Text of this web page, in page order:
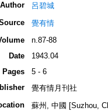
Author
呂碧城
覺有情
n.87-88
Date
1943.04
Pages
5 - 6
覺有情月刊社
蘇州, 中國 [Suzhou,